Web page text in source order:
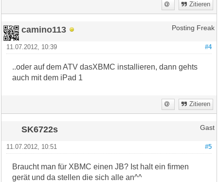
Zitieren
camino113 Posting Freak
#4
11.07.2012, 10:39
..oder auf dem ATV dasXBMC installieren, dann gehts
auch mit dem iPad 1
Zitieren
SK6722s Gast
#5
11.07.2012, 10:51
Braucht man für XBMC einen JB? Ist halt ein firmen
gerät und da stellen die sich alle an^^